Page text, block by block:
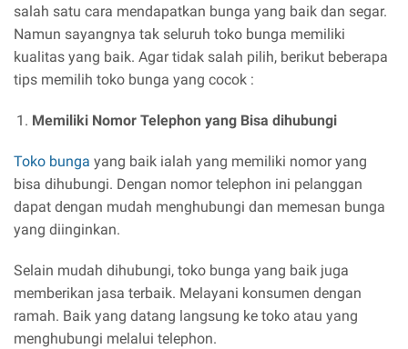
salah satu cara mendapatkan bunga yang baik dan segar.
Namun sayangnya tak seluruh toko bunga memiliki
kualitas yang baik. Agar tidak salah pilih, berikut beberapa
tips memilih toko bunga yang cocok :
Memiliki Nomor Telephon yang Bisa dihubungi
Toko bunga yang baik ialah yang memiliki nomor yang
bisa dihubungi. Dengan nomor telephon ini pelanggan
dapat dengan mudah menghubungi dan memesan bunga
yang diinginkan.
Selain mudah dihubungi, toko bunga yang baik juga
memberikan jasa terbaik. Melayani konsumen dengan
ramah. Baik yang datang langsung ke toko atau yang
menghubungi melalui telephon.